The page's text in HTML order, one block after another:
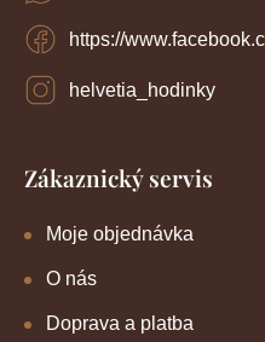
https://
helvetia_hodinky
Zákaznický servis
Moje objednávka
O nás
Doprava a platba